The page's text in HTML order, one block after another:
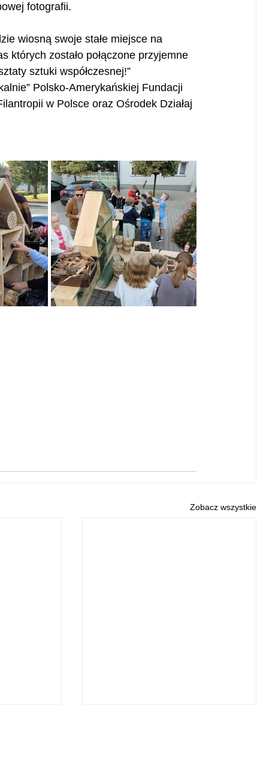
fotografii.
wiosną swoje stałe miejsce na
których zostało połączone przyjemne
sztuki współczesnej!”
Polsko-Amerykańskiej Fundacji
w Polsce oraz Ośrodek Działaj
Zobacz wszystkie